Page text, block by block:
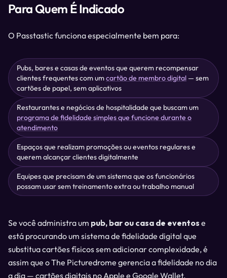
Para Quem É Indicado
O Passtastic funciona especialmente bem para:
Pubs, bares e casas de eventos que querem recompensar
clientes frequentes com umcartão de membro digital — sem
cartões de papel, sem aplicativos
Restaurantes e negócios de hospitalidade que buscam um
programa de fidelidade simples que funcione durante o
atendimento
Espaços que realizam promoções ou eventos regulares e
querem alcançar clientes digitalmente
Equipes que precisam de um sistema que os funcionários
possam usar sem treinamento extra ou trabalho manual
Se você administra um pub, bar ou casa de eventos e
está procurando um sistema de fidelidade digital que
substitua cartões físicos sem adicionar complexidade, é
assim que o The Picturedrome gerencia a fidelidade no dia
a dia — cartões digitais no Apple e Google Wallet,